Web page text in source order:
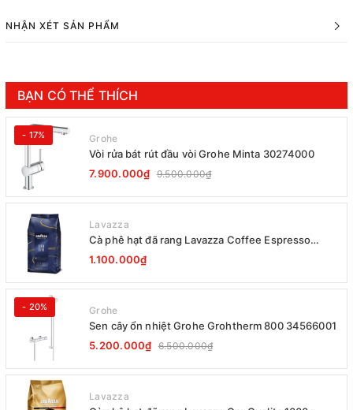
NHẬN XÉT SẢN PHẨM
BẠN CÓ THỂ THÍCH
- 17% Grohe
Vòi rửa bát rút đầu vòi Grohe Minta 30274000
7.900.000₫ 9.500.000₫
Lavazza
Cà phê hạt đã rang Lavazza Coffee Espresso
Super Crema 1000g Date 12-2027
1.100.000₫
- 20% Grohe
Sen cây ổn nhiệt Grohe Grohtherm 800 34566001
5.200.000₫ 6.500.000₫
Lavazza